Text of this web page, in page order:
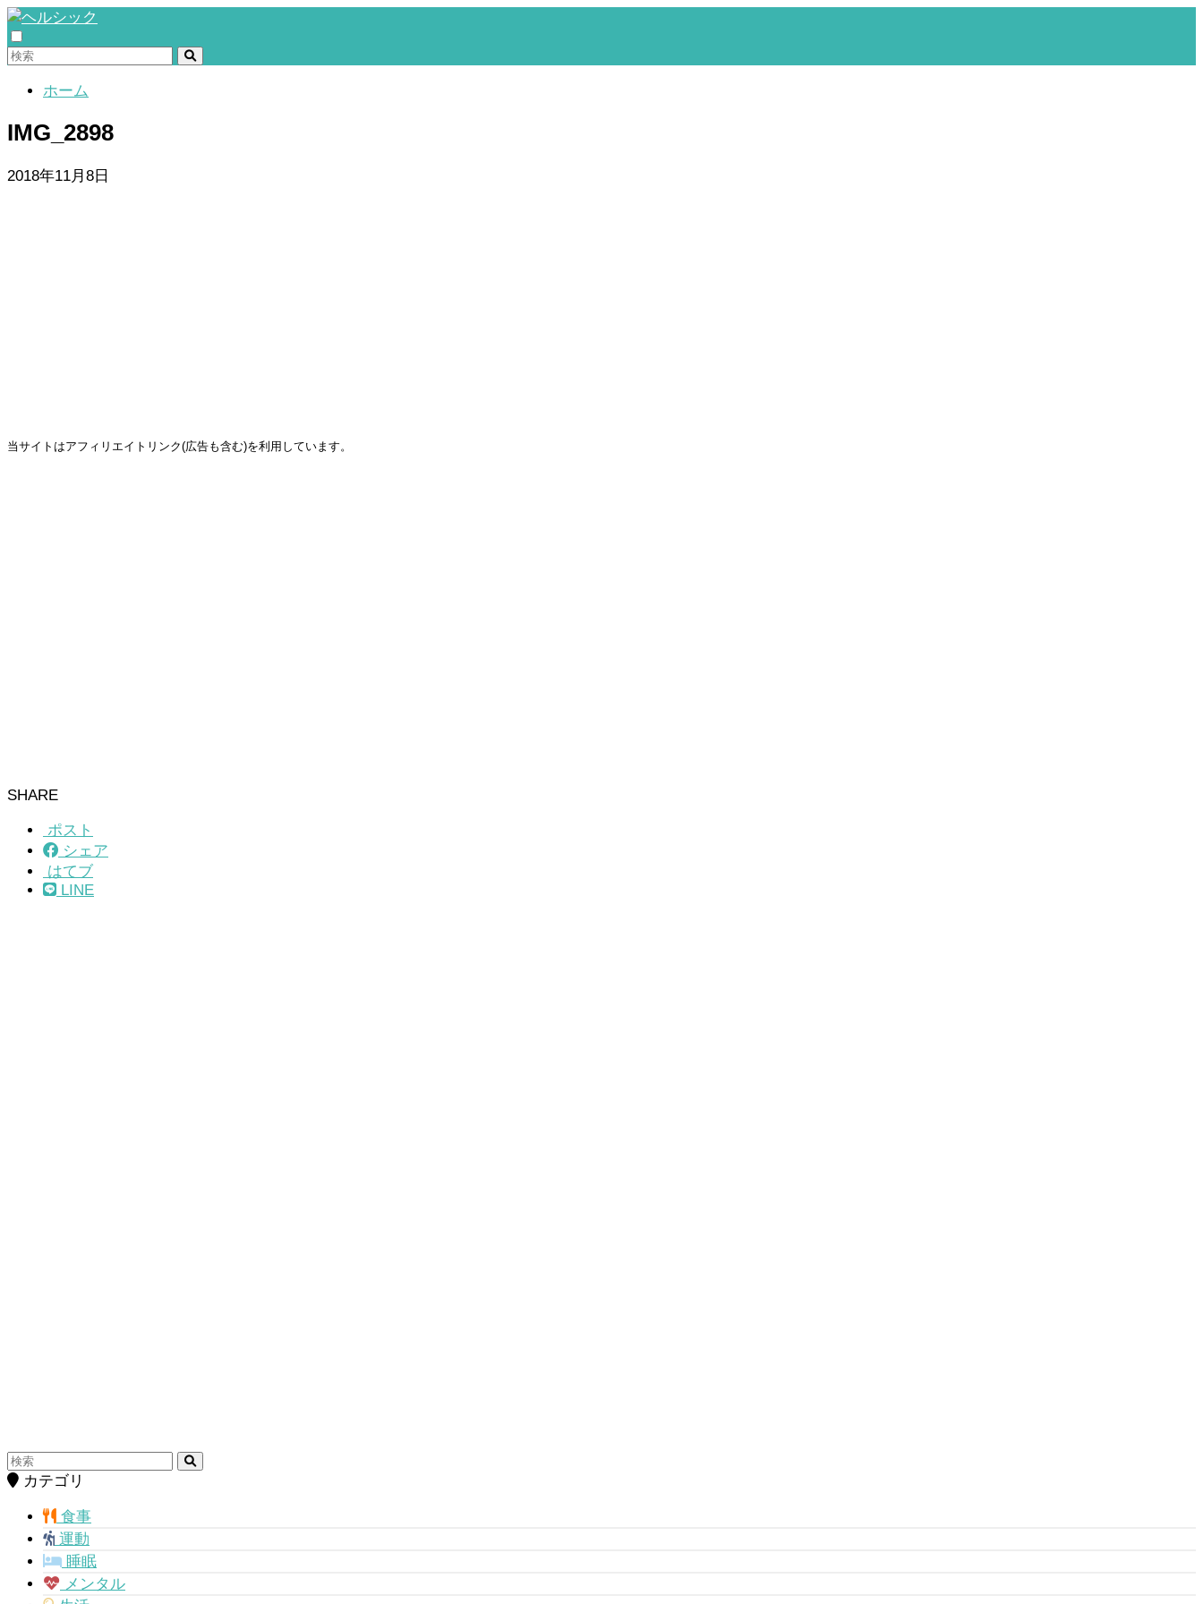
ホーム
IMG_2898
2018年11月8日
当サイトはアフィリエイトリンク(広告も含む)を利用しています。
SHARE
ポスト
シェア
はてブ
LINE
カテゴリ
食事
運動
睡眠
メンタル